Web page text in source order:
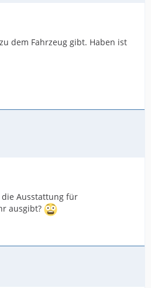
dem Fahrzeug gibt. Haben ist
die Ausstattung für
ausgibt?